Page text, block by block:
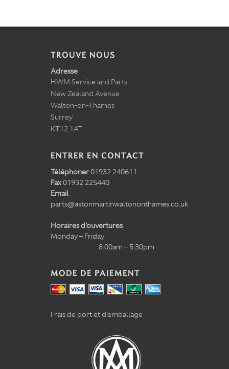
TROUVE NOUS
Adresse
HWM Service and Parts
New Zealand Avenue
Walton-on-Thames
Surrey
KT12 1AT
ENTRER EN CONTACT
Téléphoner01932 240611
Fax01932 225440
Email
parts@astonmartinwaltononthames.co.uk
Horaires d'ouvertures
Monday – Friday
8:00am – 5:30pm
MODE DE PAIEMENT
Frais de port et d'emballage